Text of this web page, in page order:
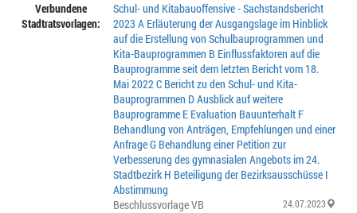
Verbundene
Stadtratsvorlagen:
Schul- und Kitabauoffensive - Sachstandsbericht
2023 A Erläuterung der Ausgangslage im Hinblick
auf die Erstellung von Schulbauprogrammen und
Kita-Bauprogrammen B Einflussfaktoren auf die
Bauprogramme seit dem letzten Bericht vom 18.
Mai 2022 C Bericht zu den Schul- und Kita-
Bauprogrammen D Ausblick auf weitere
Bauprogramme E Evaluation Bauunterhalt F
Behandlung von Anträgen, Empfehlungen und einer
Anfrage G Behandlung einer Petition zur
Verbesserung des gymnasialen Angebots im 24.
Stadtbezirk H Beteiligung der Bezirksausschüsse I
Abstimmung
Beschlussvorlage VB
24.07.2023